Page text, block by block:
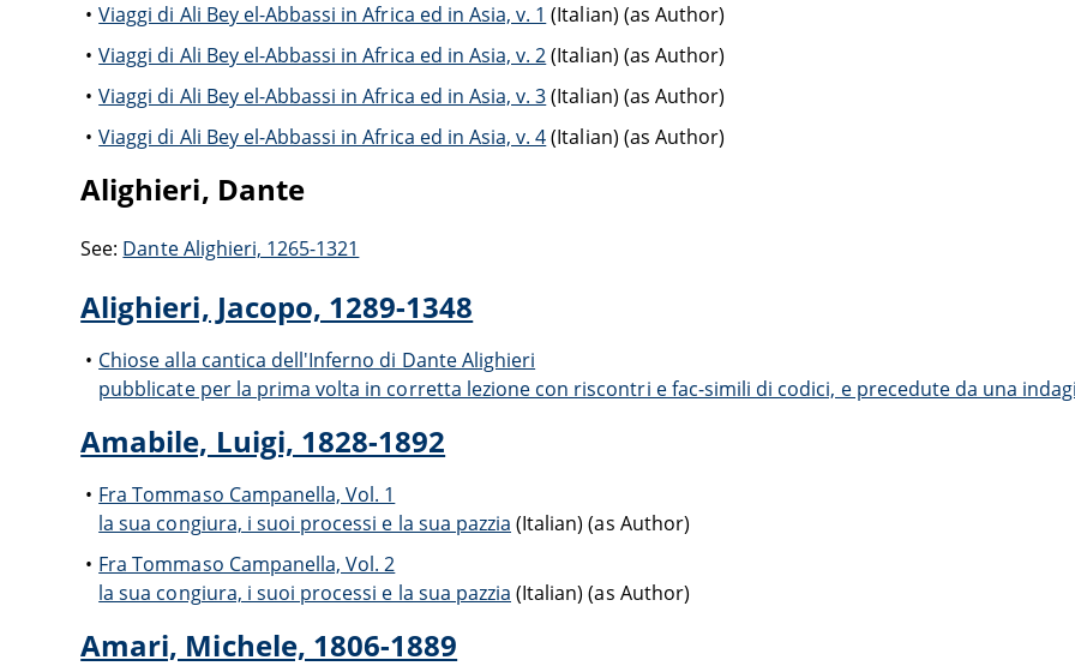
Viaggi di Ali Bey el-Abbassi in Africa ed in Asia, v. 1 (Italian) (as Author)
Viaggi di Ali Bey el-Abbassi in Africa ed in Asia, v. 2(Italian) (as Author)
Viaggi di Ali Bey el-Abbassi in Africa ed in Asia, v. 3(Italian) (as Author)
Viaggi di Ali Bey el-Abbassi in Africa ed in Asia, v. 4(Italian) (as Author)
Alighieri, Dante
See: Dante Alighieri, 1265-1321
Alighieri, Jacopo, 1289-1348
Chiose alla cantica dell'Inferno di Dante Alighieri
pubblicate per la prima volta in corretta lezione con riscontri e fac-simili di codici, e precedute da una
Amabile, Luigi, 1828-1892
Fra Tommaso Campanella, Vol. 1
la sua congiura, i suoi processi e la sua pazzia (Italian) (as Author)
Fra Tommaso Campanella, Vol. 2
la sua congiura, i suoi processi e la sua pazzia (Italian) (as Author)
Amari, Michele, 1806-1889